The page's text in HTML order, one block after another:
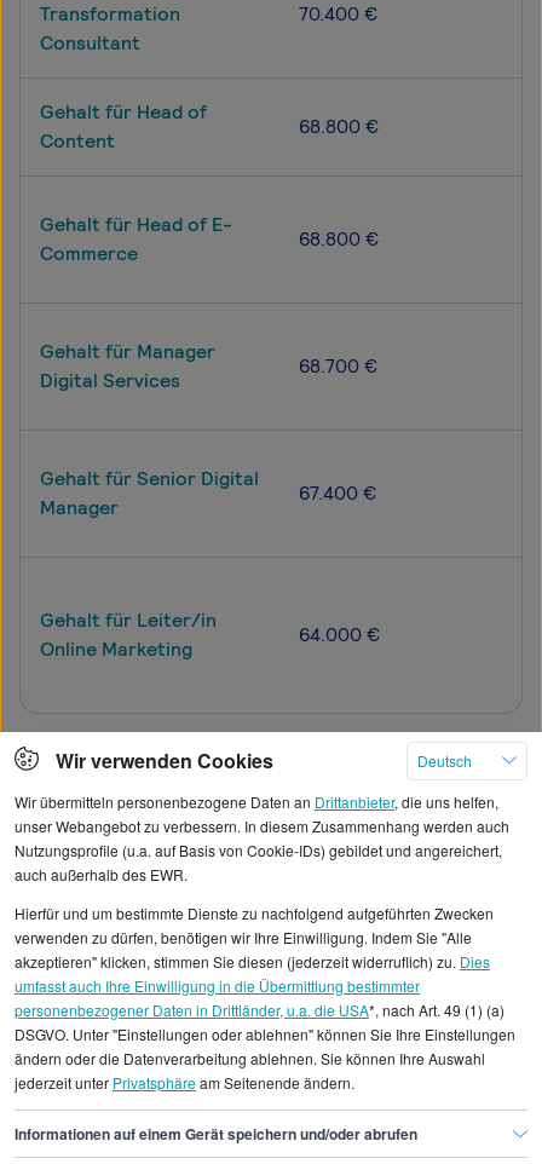
Transformation
Consultant
70.400 €
Gehalt für Head of
Content
68.800 €
Gehalt für Head of E-
Commerce
68.800 €
Gehalt für Manager
Digital Services
68.700 €
Gehalt für Senior Digital
Manager
67.400 €
Gehalt für Leiter/in
Online Marketing
64.000 €
Mehr
statistischen Erhebungen durch StepStone. Es sind
Durchschnittswerte und die Angaben können nicht
einzelnen Stellenangeboten zugeordnet werden.
Gehaltsinformationen
Marketing
Chief Digital Officer
Chief Digital Officer Düsseldorf
Wir verwenden Cookies
Deutsch
Wir übermitteln personenbezogene Daten an Drittanbieter, die uns helfen,
unser Webangebot zu verbessern. In diesem Zusammenhang werden auch
Nutzungsprofile (u.a. auf Basis von Cookie-IDs) gebildet und angereichert,
auch außerhalb des EWR.
Hierfür und um bestimmte Dienste zu nachfolgend aufgeführten Zwecken
verwenden zu dürfen, benötigen wir Ihre Einwilligung. Indem Sie "Alle
akzeptieren" klicken, stimmen Sie diesen (jederzeit widerruflich) zu. Dies
umfasst auch Ihre Einwilligung in die Übermittlung bestimmter
personenbezogener Daten in Drittländer, u.a. die USA*, nach Art. 49 (1) (a)
DSGVO. Unter "Einstellungen oder ablehnen" können Sie Ihre Einstellungen
ändern oder die Datenverarbeitung ablehnen. Sie können Ihre Auswahl
jederzeit unter Privatsphäream Seitenende ändern.
Informationen auf einem Gerät speichern und/oder abrufen